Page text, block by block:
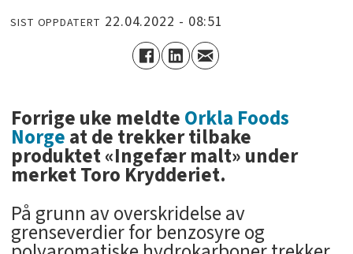
SIST OPPDATERT 22.04.2022 - 08:51
Forrige uke meldteOrkla Foods
Norgeat de trekker tilbake
produktet «Ingefær malt» under
merket Toro Krydderiet.
På grunn av overskridelse av
grenseverdier for benzosyre og